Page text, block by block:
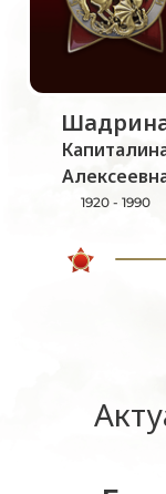
1920 - 1990